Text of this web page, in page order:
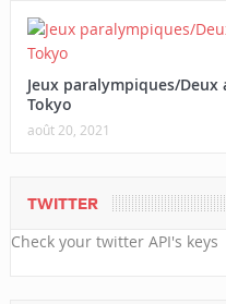
Jeux paralympiques/
Tokyo
août 20, 2021
TWITTER
Check your twitter API's keys